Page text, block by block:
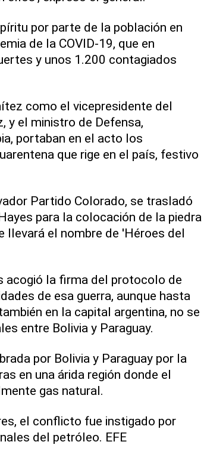
por parte de la población en
de la COVID-19, que en
y unos 1.200 contagiados
como el vicepresidente del
y el ministro de Defensa,
portaban en el acto los
que rige en el país, festivo
Partido Colorado, se trasladó
para la colocación de la piedra
llevará el nombre de 'Héroes del
acogió la firma del protocolo de
de esa guerra, aunque hasta
en la capital argentina, no se
entre Bolivia y Paraguay.
por Bolivia y Paraguay por la
en una árida región donde el
gas natural.
el conflicto fue instigado por
del petróleo. EFE